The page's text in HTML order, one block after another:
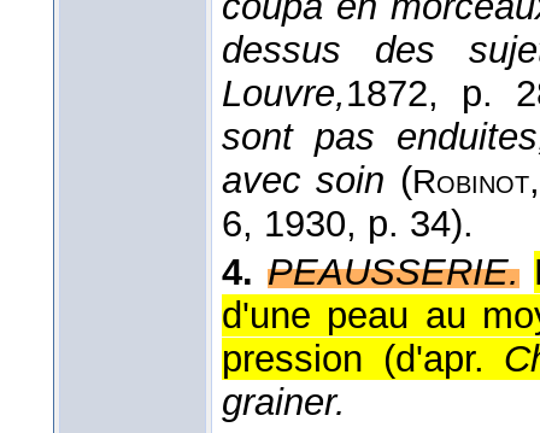
dessus des
Louvre,1872, p.
sont pas
avec soin (Robinot
6, 1930, p. 34).
4. PEAUSSERIE.
d'une peau au
pression (d'apr.
grainer.